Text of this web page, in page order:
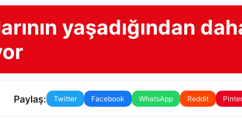
yaşadığından
Paylaş: Twitter Facebook WhatsApp Reddit